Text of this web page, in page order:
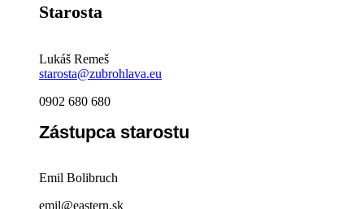
Starosta
Lukáš Remeš
starosta@zubrohlava.eu
0902 680 680
Zástupca starostu
Emil Bolibruch
emil@eastern.sk